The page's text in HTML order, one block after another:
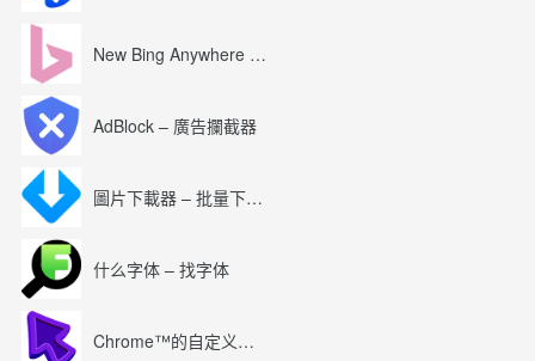
New Bing Anywhere (Bing Chat GPT-4)
AdBlock – 廣告攔截器
圖片下載器 – 批量下載圖片
什么字体 – 找字体
Chrome™的自定义光标